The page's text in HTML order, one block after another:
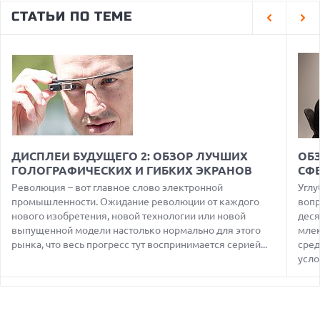
БАТАРЕЕЙ И ВСТРОЕННЫМ ВЕНТИЛЯТОРОМ
НЕОЖИДАННЫЙ РОСТ LENOVO
07.08.2026
УТОЧНЕНЫ РАЗМЕРЫ ЭКРАНОВ ЮБИЛЕЙНЫХ
СМАРТФОНОВ APPLE IPHONE 20
07.08.2026
ПОДДЕРЖКОЙ СЕТЕЙ 4G И ТЕХНОЛОГИЕЙ VOLTE
ПРЕДСТАВЛЕНЫ НАУШНИКИ JBL С СЕНСОРНЫМ ЭКРАНОМ
НА КЕЙСЕ ДЛЯ УПРАВЛЕНИЯ МУЗЫКОЙ
07.08.2026
GOOGLE ПЕРЕИМЕНОВЫВАЕТ ФУНКЦИЮ ПОДСВЕТКИ
КАМЕРЫ В СМАРТФОНАХ PIXEL 11 PRO
СТАТЬИ ПО ТЕМЕ
ДИСПЛЕИ БУДУЩЕГО 2: ОБЗОР ЛУЧШИХ
ГОЛОГРАФИЧЕСКИХ И ГИБКИХ ЭКРАНОВ
Революция – вот главное слово электронной
промышленности. Ожидание революции от каждого
нового изобретения, новой технологии или новой
выпущенной модели настолько нормально для этого
рынка, что весь прогресс тут воспринимается серией...